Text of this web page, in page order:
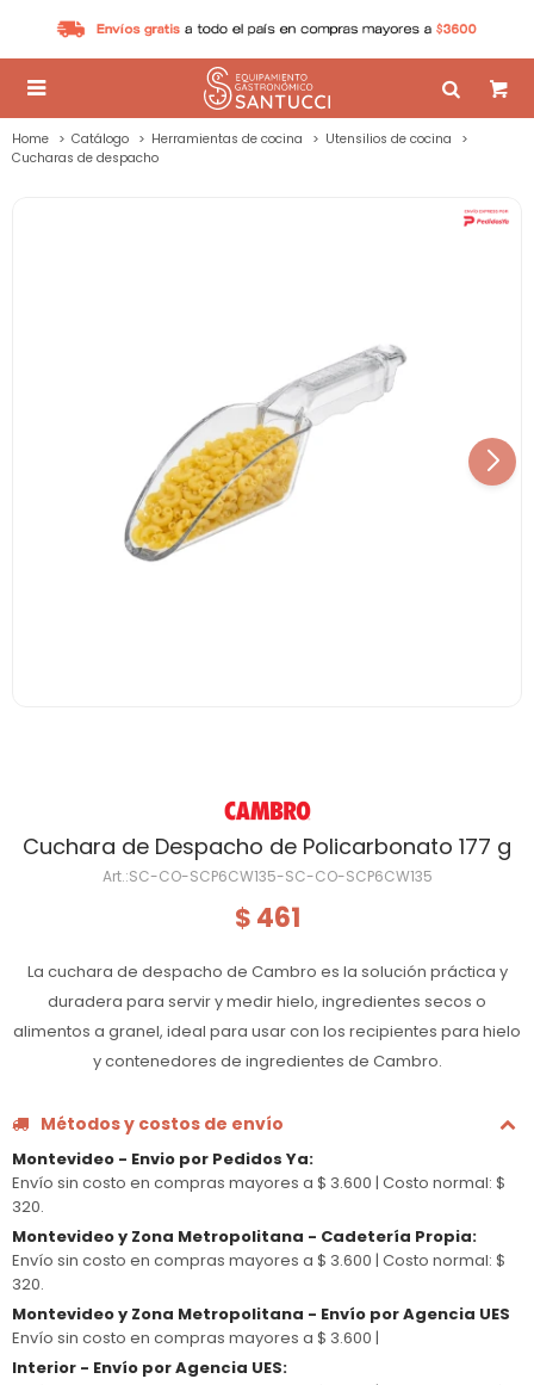

Home Catálogo Herramientas de cocina
Utensilios de cocina
Cucharas de despacho
Cuchara de Despacho de Policarbonato 177 g
SC-CO-SCP6CW135-SC-CO-SCP6CW135
$ 461
La cuchara de despacho de Cambro es la solución práctica y
duradera para servir y medir hielo, ingredientes secos o
alimentos a granel, ideal para usar con los recipientes para hielo
y contenedores de ingredientes de Cambro.
Métodos y costos de envío
Montevideo - Envio por Pedidos Ya:
Envío sin costo en compras mayores a $ 3.600 | Costo normal: $
320.
Montevideo y Zona Metropolitana - Cadetería Propia:
Envío sin costo en compras mayores a $ 3.600 | Costo normal: $
320.
Montevideo y Zona Metropolitana - Envío por Agencia UES
Envío sin costo en compras mayores a $ 3.600 |
Interior - Envío por Agencia UES: